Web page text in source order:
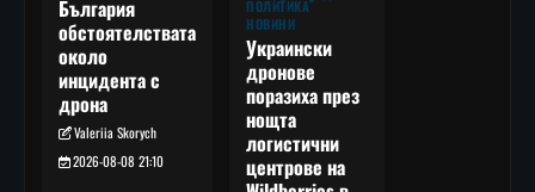
България
обстоятелствата
около
инцидента с
дрона
Valeriia Skorych
2026-08-08 21:10
ПОЛИТИКА
НОВИНИ
Украински
дронове
поразиха през
нощта
логистични
центрове на